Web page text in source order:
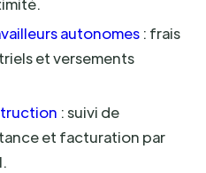
autonomes : frais
et versements
: suivi de
et facturation par